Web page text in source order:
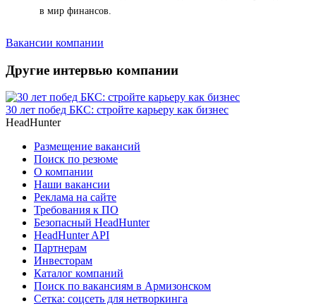
в мир финансов.
Вакансии компании
Другие интервью компании
30 лет побед БКС: стройте карьеру как бизнес
HeadHunter
Размещение вакансий
Поиск по резюме
О компании
Наши вакансии
Реклама на сайте
Требования к ПО
Безопасный HeadHunter
HeadHunter API
Партнерам
Инвесторам
Каталог компаний
Поиск по вакансиям в Армизонском
Сетка: соцсеть для нетворкинга